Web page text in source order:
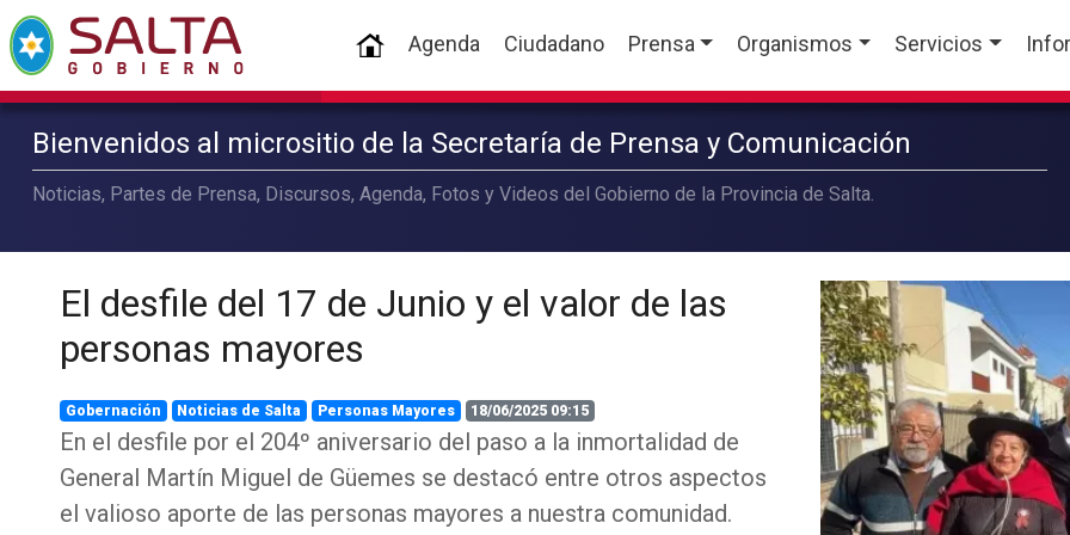
(current)
Agenda Ciudadano Prensa Organismos Servicios
Bienvenidos al micrositio de la Secretaría de Prensa y Comunicación
Noticias, Partes de Prensa, Discursos, Agenda, Fotos y Videos del Gobierno de la Provincia de Salta.
El desfile del 17 de Junio y el valor de las
personas mayores
Gobernación Noticias de Salta Personas Mayores 18/06/2025 09:15
En el desfile por el 204º aniversario del paso a la inmortalidad de
General Martín Miguel de Güemes se destacó entre otros aspectos
el valioso aporte de las personas mayores a nuestra comunidad.